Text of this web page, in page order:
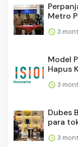
Metro
3
Model
Hapus
3
Dubes
para
3